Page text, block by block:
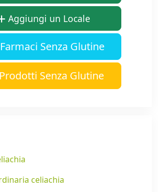
Aggiungi un Locale
Farmaci Senza Glutine
Prodotti Senza Glutine
celiachia